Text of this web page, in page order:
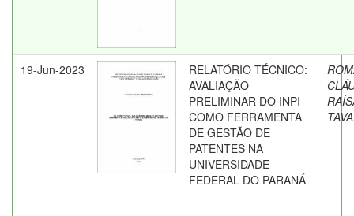
19-Jun-2023
RELATÓRIO TÉCNICO:
AVALIAÇÃO
PRELIMINAR DO INPI
COMO FERRAMENTA
DE GESTÃO DE
PATENTES NA
UNIVERSIDADE
FEDERAL DO PARANÁ